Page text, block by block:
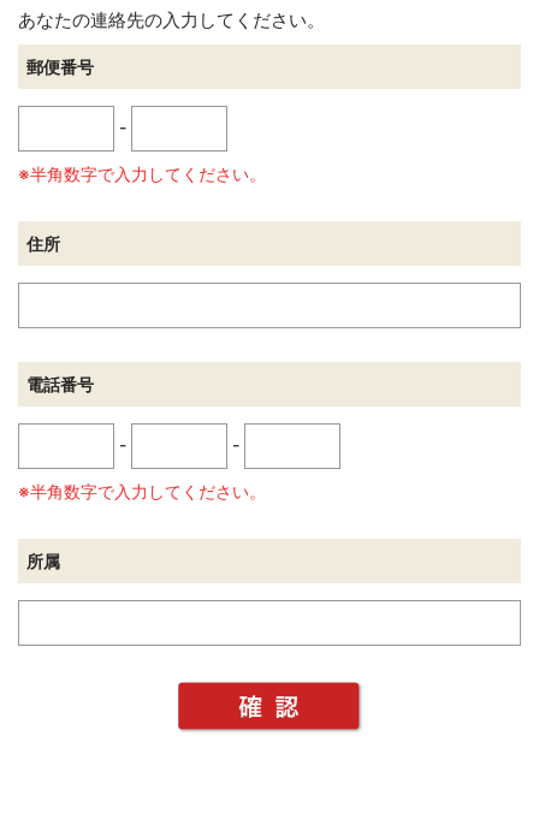
あなたの連絡先の入力してください。
郵便番号
-
※半角数字で入力してください。
住所
電話番号
- -
※半角数字で入力してください。
所属